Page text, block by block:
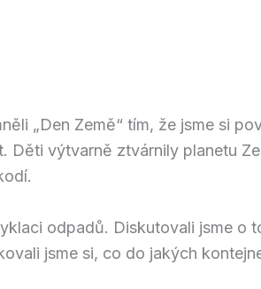
„Den Země“ tím, že jsme si
Děti výtvarně ztvárnily planetu
odpadů. Diskutovali jsme
jsme si, co do jakých